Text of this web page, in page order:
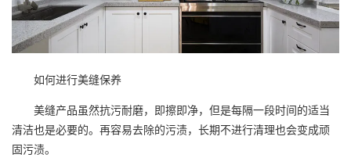
如何进行美缝保养
美缝产品虽然抗污耐磨，即擦即净，但是每隔一段时间的适当
清洁也是必要的。再容易去除的污渍，长期不进行清理也会变成顽
固污渍。